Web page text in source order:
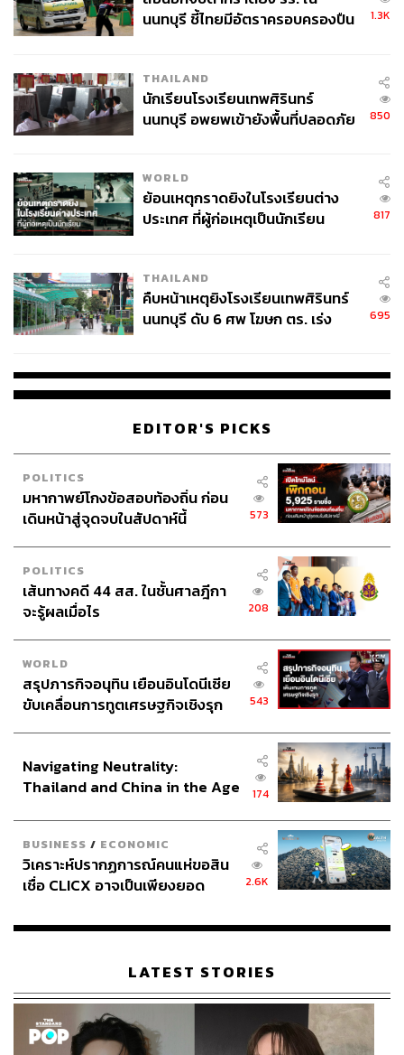
นนทบุรี ชี้ไทยมีอัตราครอบครองปืน
1.3K
THAILAND
นักเรียนโรงเรียนเทพศิรินทร์
นนทบุรี อพยพเข้ายังพื้นที่ปลอดภัย
850
WORLD
ย้อนเหตุกราดยิงในโรงเรียนต่าง
ประเทศ ที่ผู้ก่อเหตุเป็นนักเรียน
817
THAILAND
คืบหน้าเหตุยิงโรงเรียนเทพศิรินทร์
นนทบุรี ดับ 6 ศพ โฆษก ตร. เร่ง
695
EDITOR'S PICKS
POLITICS
มหากาพย์โกงข้อสอบท้องถิ่น ก่อน
เดินหน้าสู่จุดจบในสัปดาห์นี้
573
POLITICS
เส้นทางคดี 44 สส. ในชั้นศาลฎีกา
จะรู้ผลเมื่อไร
208
WORLD
สรุปภารกิจอนุทิน เยือนอินโดนีเซีย
ขับเคลื่อนการทูตเศรษฐกิจเชิงรุก
543
Navigating Neutrality:
Thailand and China in the Age
174
BUSINESS / ECONOMIC
วิเคราะห์ปรากฏการณ์คนแห่ขอสิน
เชื่อ CLICX อาจเป็นเพียงยอด
เรือนไทยที่ถูกซุกไว้
2.6K
LATEST STORIES